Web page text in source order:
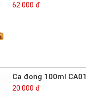
62.000 đ
Ca đong 100ml CA01
20.000 đ